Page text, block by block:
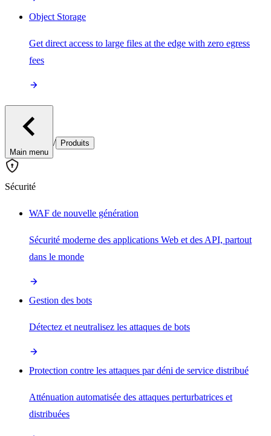
Object Storage
Get direct access to large files at the edge with zero egress
fees
Main menu
/ Produits
Sécurité
WAF de nouvelle génération
Sécurité moderne des applications Web et des API, partout
dans le monde
Gestion des bots
Détectez et neutralisez les attaques de bots
Protection contre les attaques par déni de service distribué
Atténuation automatisée des attaques perturbatrices et
distribuées